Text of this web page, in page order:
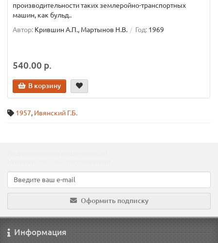
производительности таких землеройно-транспортных
машин, как бульд..
Автор: Крившин А.П., Мартынов Н.В. Год: 1969
540.00 р.
В корзину
1957, Ивянский Г.Б.
Оформить подписку
Информация